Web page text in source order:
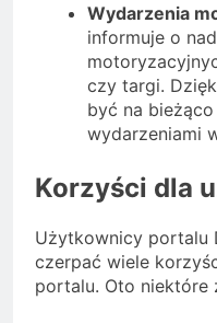
Wydarzenia
informuje o
czy targi.
być na
wydarzeniami
Korzyści dla
Użytkownicy portalu
czerpać wiele
portalu. Oto niektóre